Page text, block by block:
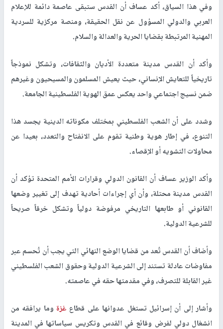
وفي هذا السياق، أكد عساف أن القدس ستبقى عاصمة دائمة للإعلام
العربي والدولي المسؤول عن نقل الحقيقة، ومنصة مركزية للسردية
المهنية المرتبطة بقضايا الحرية والعدالة والسلام.
وأكد أن القدس مدينة متعددة الأديان والثقافات، وتشكل نموذجاً
تاريخياً للتعايش الإنساني، حيث يعيش المسلمون والمسيحيون وغيرهم
ضمن نسيج اجتماعي واحد يعكس عمق الهوية الفلسطينية الجامعة.
وشدد على أن الشعب الفلسطيني بمختلف مكوناته الدينية يجسد هذا
التنوع، في إطار هوية وطنية تقوم على الانفتاح والتعدد، بعيدا عن
محاولات التشويه أو الإقصاء.
وأكد الوزير عساف أن القانون الدولي وقرارات الأمم المتحدة تؤكد أن
القدس مدينة محتلة، وأن أي إجراءات أحادية تهدف إلى تغيير وضعها
القانوني أو طابعها التاريخي مرفوضة دولياً وتشكل خرقاً صريحاً
للشرعية الدولية.
وأضاف أن القدس تُعد من قضايا الوضع النهائي التي يجب أن تُحسم عبر
مفاوضات عادلة تستند إلى الشرعية الدولية وحقوق الشعب الفلسطيني
غير القابلة للتصرف، وفي مقدمتها حقه في عاصمته.
وأشار إلى أن إسرائيل تستغل عدوانها على قطاع غزة وما يرافقه من
انشغال دولي لفرض وقائع في القدس وتكريس سياساتها في المدينة